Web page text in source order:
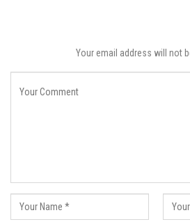
Your email address will not